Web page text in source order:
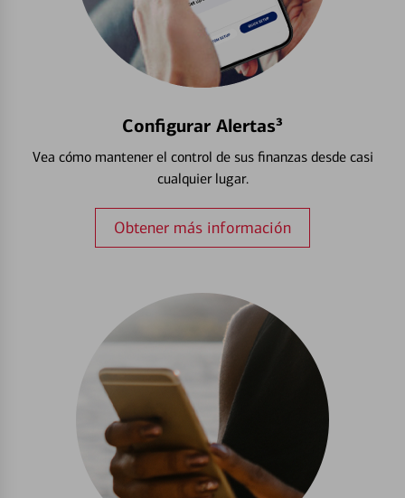
Configurar Alertas³
Vea cómo mantener el control de sus finanzas desde casi
cualquier lugar.
Obtener más información